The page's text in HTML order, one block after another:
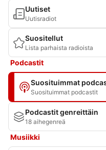
Uutiset
Uutisradiot
Suositellut
Lista parhaista radioista
Podcastit
Suosituimmat
Suosituimmat podcastit
Podcastit genreittäin
18 aihegenreä
Musiikki